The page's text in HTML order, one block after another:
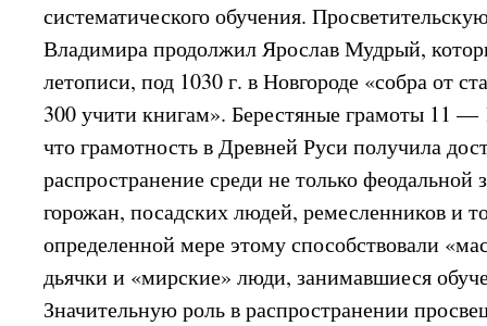
систематического обучения.
Владимира продолжил Ярослав Мудрый,
летописи, под 1030 г. в Новгороде «собра от
300 учити книгам». Берестяные грамоты 11 —
что грамотность в Древней Руси получила
распространение среди не только феодальной
горожан, посадских людей, ремесленников и
определенной мере этому способствовали
дьячки и «мирские» люди, занимавшиеся
Значительную роль в распространении